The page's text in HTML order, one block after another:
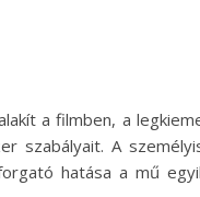
a filmben, a
szabályait. A
hatása a mű